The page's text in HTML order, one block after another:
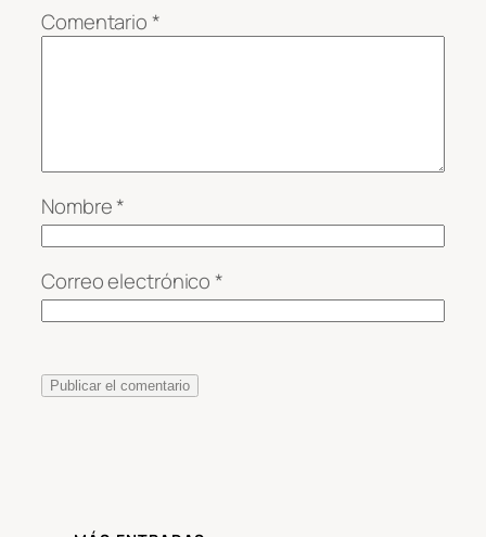
Comentario*
Nombre*
Correo electrónico*